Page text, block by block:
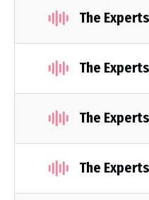
The
The
The
The